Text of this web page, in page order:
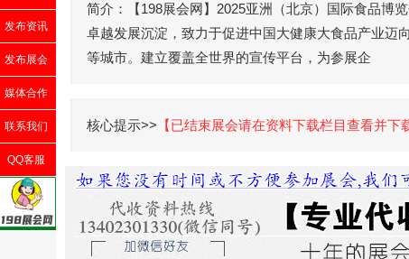
简介：【198展会网】2025亚洲（北京）国际食品博
卓越发展沉淀，致力于促进中国大健康大食品产业迈
等城市。建立覆盖全世界的宣传平台，为参展企
核心提示>> 【已结束展会请在资料下载栏目查看并
发布资讯
发布展会
媒体合作
联系我们
QQ客服